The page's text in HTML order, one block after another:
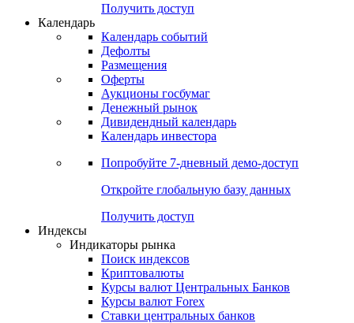
Получить доступ
Календарь
Календарь событий
Дефолты
Размещения
Оферты
Аукционы госбумаг
Денежный рынок
Дивидендный календарь
Календарь инвестора
Попробуйте 7-дневный демо-доступ
Откройте глобальную базу данных
Получить доступ
Индексы
Индикаторы рынка
Поиск индексов
Криптовалюты
Курсы валют Центральных Банков
Курсы валют Forex
Ставки центральных банков